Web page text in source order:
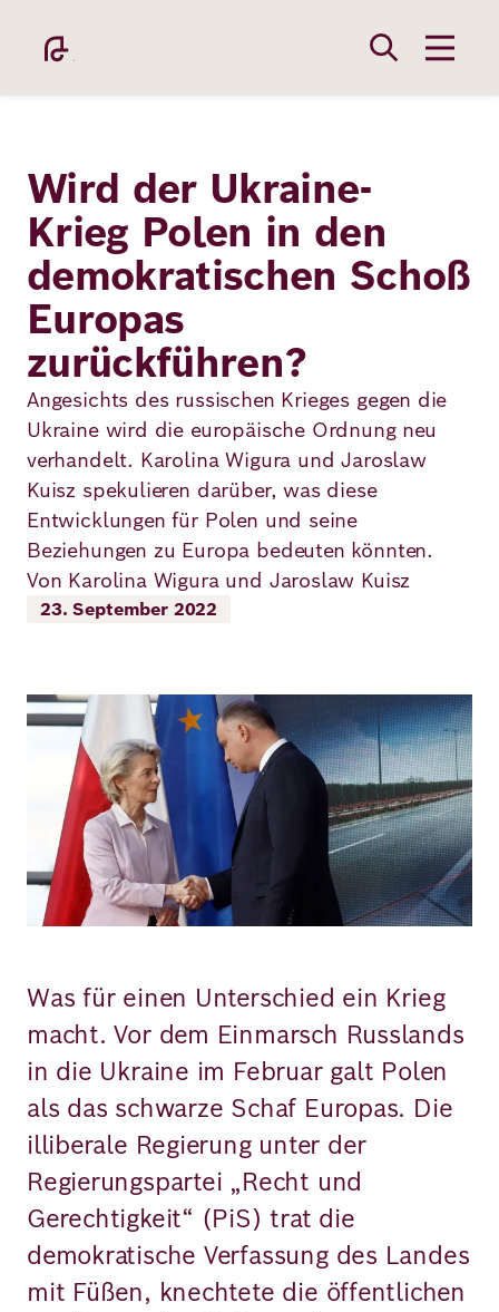
Inhalt
Academy
Fellowship
Fellows
Richard
von
Weizsäcker
Veranstaltungen
Perspectives
Deutsch Englisch
Wird der Ukraine-
Krieg Polen in den
demokratischen Schoß
Europas
zurückführen?
Angesichts des russischen Krieges gegen die
Ukraine wird die europäische Ordnung neu
verhandelt. Karolina Wigura und Jaroslaw
Kuisz spekulieren darüber, was diese
Entwicklungen für Polen und seine
Beziehungen zu Europa bedeuten könnten.
Von Karolina Wigura und Jaroslaw Kuisz
23. September 2022
Bild
Was für einen Unterschied ein Krieg
macht. Vor dem Einmarsch Russlands
in die Ukraine im Februar galt Polen
als das schwarze Schaf Europas. Die
illiberale Regierung unter der
Regierungspartei „Recht und
Gerechtigkeit“ (PiS) trat die
demokratische Verfassung des Landes
mit Füßen, knechtete die öffentlichen